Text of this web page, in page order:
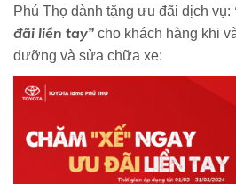
Phú Thọ dành tặng ưu đãi dịch vụ:
đãi liền tay” cho khách hàng khi
dưỡng và sửa chữa xe: